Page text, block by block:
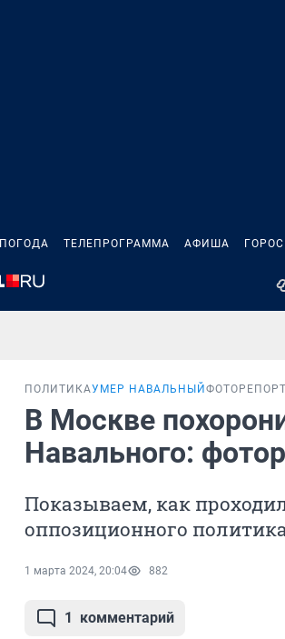
ПОГОДА ТЕЛЕПРОГРАММА АФИША
ПОЛИТИКАУМЕР НАВАЛЬНЫЙ
В Москве
Навального:
Показываем, как
оппозиционного
1 марта 2024, 20:04 882
1 комментарий